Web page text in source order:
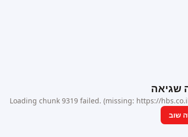
שגיאה
Loading chunk 9319 failed. (missing: https://
שוב